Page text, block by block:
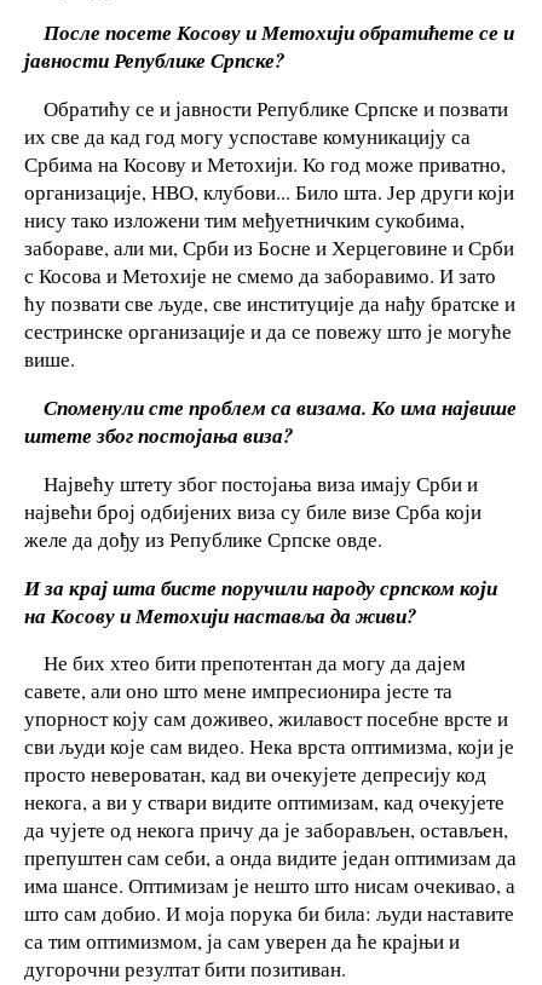
После посете Косову и Метохији обратићете се и
јавности Републике Српске?
Обратићу се и јавности Републике Српске и позвати
их све да кад год могу успоставе комуникацију са
Србима на Косову и Метохији. Ко год може приватно,
организације, НВО, клубови... Било шта. Јер други који
нису тако изложени тим међуетничким сукобима,
забораве, али ми, Срби из Босне и Херцеговине и Срби
с Косова и Метохије не смемо да заборавимо. И зато
ћу позвати све људе, све институције да нађу братске и
сестринске организације и да се повежу што је могуће
више.
Споменули сте проблем са визама. Ко има највише
штете због постојања виза?
Највећу штету због постојања виза имају Срби и
највећи број одбијених виза су биле визе Срба који
желе да дођу из Републике Српске овде.
И за крај шта бисте поручили народу српском који
на Косову и Метохији наставља да живи?
Не бих хтео бити препотентан да могу да дајем
савете, али оно што мене импресионира јесте та
упорност коју сам доживео, жилавост посебне врсте и
сви људи које сам видео. Нека врста оптимизма, који је
просто невероватан, кад ви очекујете депресију код
некога, а ви у ствари видите оптимизам, кад очекујете
да чујете од некога причу да је заборављен, остављен,
препуштен сам себи, а онда видите један оптимизам да
има шансе. Оптимизам је нешто што нисам очекивао, а
што сам добио. И моја порука би била: људи наставите
са тим оптимизмом, ја сам уверен да ће крајњи и
дугорочни резултат бити позитиван.